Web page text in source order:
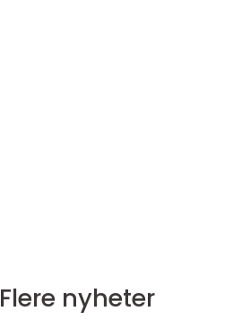
Flere nyheter